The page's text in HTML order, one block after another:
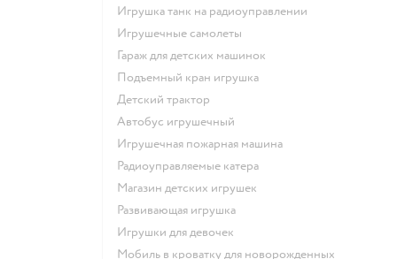
Игрушка танк на радиоуправлении
Игрушечные самолеты
Гараж для детских машинок
Подъемный кран игрушка
Детский трактор
Автобус игрушечный
Игрушечная пожарная машина
Радиоуправляемые катера
Магазин детских игрушек
Развивающая игрушка
Игрушки для девочек
Мобиль в кроватку для новорожденных